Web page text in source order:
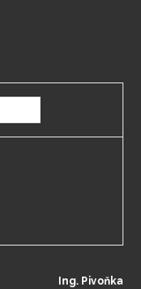
Ing. Pivoňka